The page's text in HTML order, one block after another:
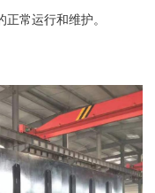
常运行和维护。